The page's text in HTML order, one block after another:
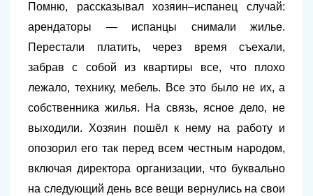
Помню, рассказывал хозяин–испанец случай:
арендаторы — испанцы снимали жилье.
Перестали платить, через время съехали,
забрав с собой из квартиры все, что плохо
лежало, технику, мебель. Все это было не их, а
собственника жилья. На связь, ясное дело, не
выходили. Хозяин пошёл к нему на работу и
опозорил его так перед всем честным народом,
включая директора организации, что буквально
на следующий день все вещи вернулись на свои